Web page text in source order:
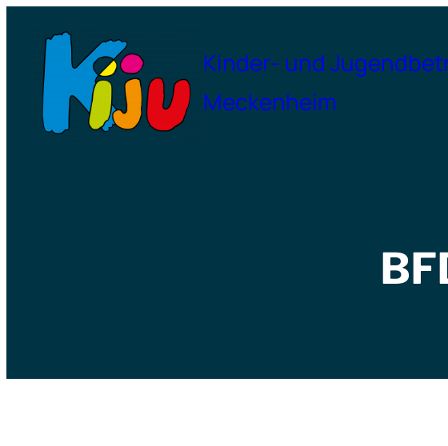
springen
Kinder- und
Meckenheim